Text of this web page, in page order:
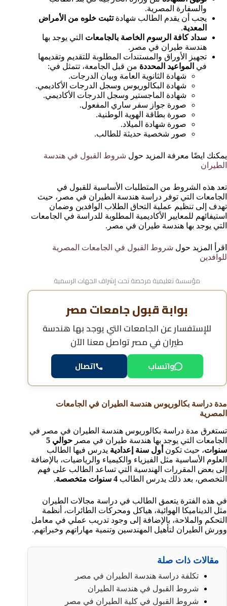
والسفارة المصرية.
يجب أن يقدم الطالب شهادةتثبت خلوه من الأمراض
المعدية.
سداد كافة الرسوم الخاصة بالجامعات التي يوجد بها
هندسة طيران في مصر.
تجهيز الأوراق والمستندات المطلوبة للتقديم وتقديمها
في المواعيد المحددة من قبل الجامعة، تتمثل في:
شهادة الثانوية العامة وبيان الدرجات.
شهادة البكالوريوس وسجل الدرجات الأكاديمي.
شهادة الماجستير وسجل الدرجات الأكاديمي.
صورة جواز سفر ساري المفعول.
صورة بطاقة الهوية الوطنية.
صورة شهادة الميلاد.
صور شخصية حديثة للطالب.
يمكنك ايضًا معرفة المزيد حول شروط القبول في هندسة
الطيران
تعد هذه الشروط من المتطلبات الأساسية للقبول في
الجامعات التي توفر دراسة هندسة الطيران في مصر، حيث
تهدف إلى تنظيم عملية التحاق الطلاب الوافدين وضمان
استيفائهم للمعايير الأكاديمية المطلوبة للدراسة في الجامعات
التي يوجد بها هندسة طيران في مصر.
اقرأ المزيد حول شروط القبول في الجامعات المصرية
للوافدين
مؤسسة تعليمية مرخصة تحت إشراف الجهات الرسمية
بوابة قبول جامعات مصر
للإستفسار عنالجامعات التي يوجد بها هندسة
طيران في مصرتواصل معنا الآن
واتساب اتصال
مدة دراسة بكالوريوس هندسة الطيران في الجامعات
المصرية
تستغرق مدة دراسة بكالوريوس هندسة الطيران في مصر في
الجامعات التي يوجد بها هندسة طيران في مصر
حوالي 5
سنوات، حيث تكون أول سنة إعدادية يدرس فيها الطالب
العلوم الأساسية مثل الفيزياء والكيمياء والرياضيات، بالإضافة
إلى بعض المقررات الهندسية التي تساعد الطالب على فهم
التخصص، بعد ذلك يدرس الطالب 4 سنوات متخصصة .
في هذه الفترة يتعمق الطالب في دراسة مجالات الطيران
مثل الديناميكا الهوائية، هياكل ومحركات الطائرات، أنظمة
التحكم والملاحة، بالإضافة إلى وجود تدريب عملي في معامل
وورش الطيران لتأهيل المهندسين وتنمية مهاراتهم وخبراتهم.
مقالات ذات صلة
تكلفة دراسة هندسة الطيران في مصر
شروط القبول في هندسة الطيران
شروط القبول في كلية الطيران في مصر